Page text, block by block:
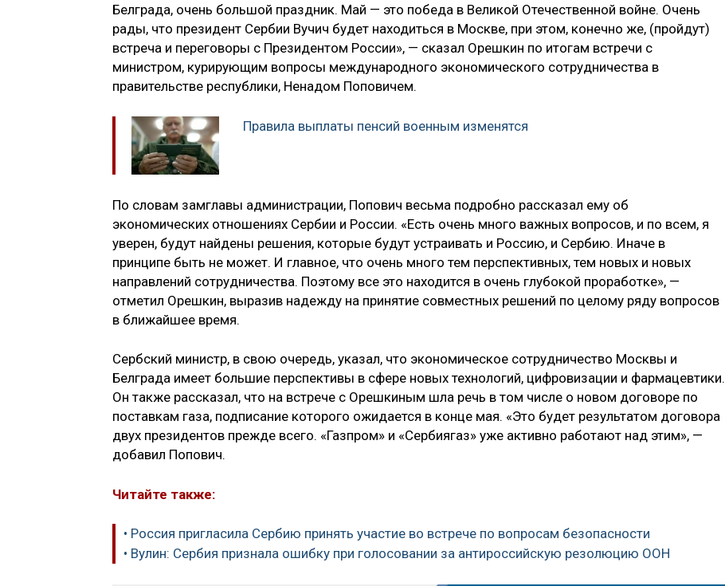
Белграда, очень большой праздник. Май — это победа в Великой Отечественной войне. Очень
рады, что президент Сербии Вучич будет находиться в Москве, при этом, конечно же, (пройдут)
встреча и переговоры с Президентом России», — сказал Орешкин по итогам встречи с
министром, курирующим вопросы международного экономического сотрудничества в
правительстве республики, Ненадом Поповичем.
Правила выплаты пенсий военным изменятся
По словам замглавы администрации, Попович весьма подробно рассказал ему об
экономических отношениях Сербии и России. «Есть очень много важных вопросов, и по всем, я
уверен, будут найдены решения, которые будут устраивать и Россию, и Сербию. Иначе в
принципе быть не может. И главное, что очень много тем перспективных, тем новых и новых
направлений сотрудничества. Поэтому все это находится в очень глубокой проработке», —
отметил Орешкин, выразив надежду на принятие совместных решений по целому ряду вопросов
в ближайшее время.
Сербский министр, в свою очередь, указал, что экономическое сотрудничество Москвы и
Белграда имеет большие перспективы в сфере новых технологий, цифровизации и фармацевтики.
Он также рассказал, что на встрече с Орешкиным шла речь в том числе о новом договоре по
поставкам газа, подписание которого ожидается в конце мая. «Это будет результатом договора
двух президентов прежде всего. «Газпром» и «Сербиягаз» уже активно работают над этим», —
добавил Попович.
Читайте также:
• Россия пригласила Сербию принять участие во встрече по вопросам безопасности
• Вулин: Сербия признала ошибку при голосовании за антироссийскую резолюцию ООН